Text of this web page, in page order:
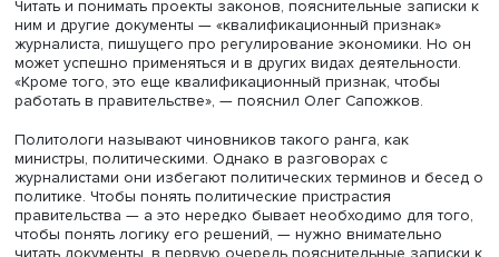
Фото: Михаил Воронин / Высшая школа экономики